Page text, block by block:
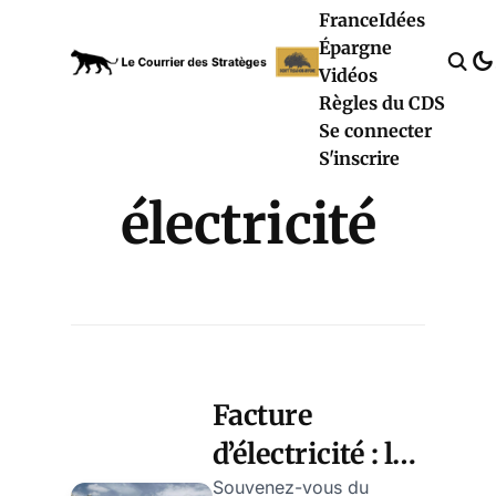
FranceIdées
Épargne
Vidéos
Règles du CDS
Se connecter
S'inscrire
électricité
Facture
d’électricité : le
Souvenez-vous du